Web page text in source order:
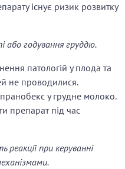
існує ризик розвитку
або годування груддю.
патологій у плода та
не проводилися.
у грудне молоко.
препарат під час
при керуванні